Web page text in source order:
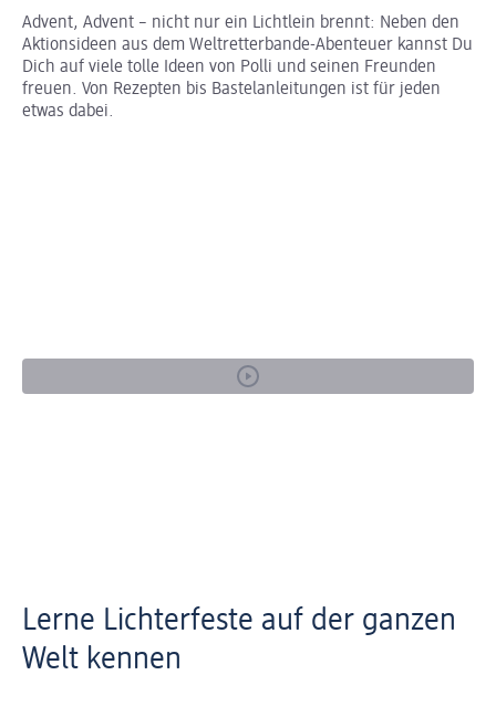
Advent, Advent – nicht nur ein Lichtlein brennt: Neben den
Aktionsideen aus dem Weltretterbande-Abenteuer kannst Du
Dich auf viele tolle Ideen von Polli und seinen Freunden
freuen. Von Rezepten bis Bastelanleitungen ist für jeden
etwas dabei.
Lerne Lichterfeste auf der ganzen
Welt kennen